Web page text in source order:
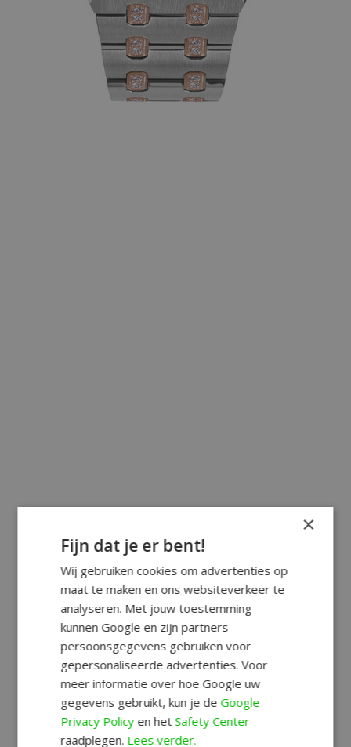
×
Fijn dat je er bent!
Wij gebruiken cookies om advertenties op
maat te maken en ons websiteverkeer te
analyseren. Met jouw toestemming
kunnen Google en zijn partners
persoonsgegevens gebruiken voor
gepersonaliseerde advertenties. Voor
meer informatie over hoe Google uw
gegevens gebruikt, kun je deGoogle
Privacy Policyen hetSafety Center
raadplegen. Lees verder.